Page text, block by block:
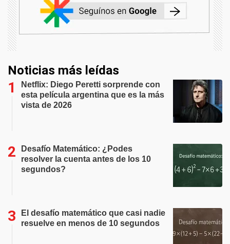
Noticias más leídas
Netflix: Diego Peretti sorprende con
esta película argentina que es la más
vista de 2026
Desafío Matemático: ¿Podes
resolver la cuenta antes de los 10
segundos?
El desafío matemático que casi nadie
resuelve en menos de 10 segundos